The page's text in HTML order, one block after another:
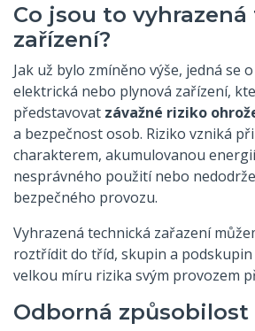
Co jsou to
zařízení?
Jak už bylo zmíněno výše, jedná se
elektrická nebo plynová zařízení,
představovat závažné riziko
a bezpečnost osob. Riziko vzniká
charakterem, akumulovanou
nesprávného použití nebo
bezpečného provozu.
Vyhrazená technická zařazení
roztřídit do tříd, skupin a
velkou míru rizika svým provozem
Odborná způsobilost